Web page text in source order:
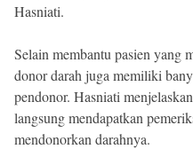
Hasniati.
Selain membantu pasien yang
donor darah juga memiliki
pendonor. Hasniati
langsung mendapatkan
mendonorkan darahnya.